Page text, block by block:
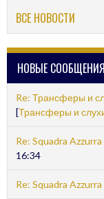
ВСЕ НОВОСТИ
НОВЫЕ
Re: Трансферы и
[Трансферы и
Re: Squadra Azzurra
16:34
Re: Squadra Azzurra